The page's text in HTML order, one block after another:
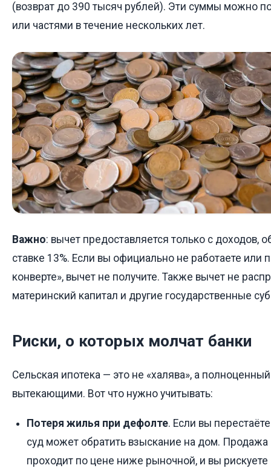
(возврат до 390 тысяч рублей). Эти суммы можно
или частями в течение нескольких лет.
Важно: вычет предоставляется только с
ставке 13%. Если вы официально не работаете или
конверте», вычет не получите. Также вычет не
материнский капитал и другие государственные
Риски, о которых молчат банки
Сельская ипотека — это не «халява», а
вытекающими. Вот что нужно учитывать:
Потеря жилья при дефолте. Если вы
суд может обратить взыскание на дом. Продажа
проходит по цене ниже рыночной, и вы рискуете